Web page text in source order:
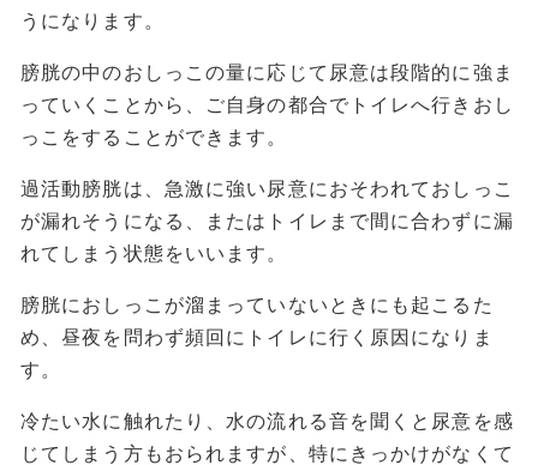
診療時間・アクセス
うになります。
膀胱の中のおしっこの量に応じて尿意は段階的に強ま
っていくことから、ご自身の都合でトイレへ行きおし
っこをすることができます。
過活動膀胱は、急激に強い尿意におそわれておしっこ
が漏れそうになる、またはトイレまで間に合わずに漏
れてしまう状態をいいます。
膀胱におしっこが溜まっていないときにも起こるた
め、昼夜を問わず頻回にトイレに行く原因になりま
す。
冷たい水に触れたり、水の流れる音を聞くと尿意を感
じてしまう方もおられますが、特にきっかけがなくて